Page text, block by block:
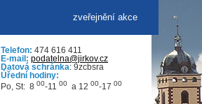
zveřejnění akce
Telefon: 474 616 411
E-mail: podatelna@jirkov.cz
Datová schránka: 9zcbsra
Úřední hodiny:
Po, St: 8 00-11 00 a 12 00-17 00